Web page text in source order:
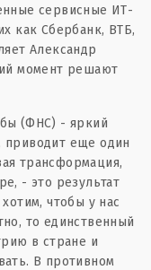
сервисные ИТ-
как Сбербанк, ВТБ,
Александр
момент решают
(ФНС) - яркий
приводит еще один
трансформация,
- это результат
чтобы у нас
то единственный
в стране и
В противном